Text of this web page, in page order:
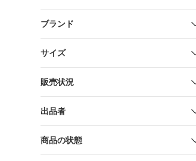
ブランド
サイズ
販売状況
出品者
商品の状態